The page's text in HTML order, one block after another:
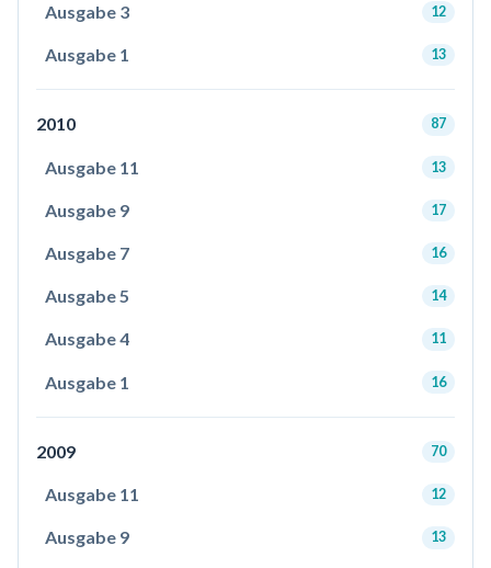
Ausgabe 3 12
Ausgabe 1 13
2010 87
Ausgabe 11 13
Ausgabe 9 17
Ausgabe 7 16
Ausgabe 5 14
Ausgabe 4 11
Ausgabe 1 16
2009 70
Ausgabe 11 12
Ausgabe 9 13